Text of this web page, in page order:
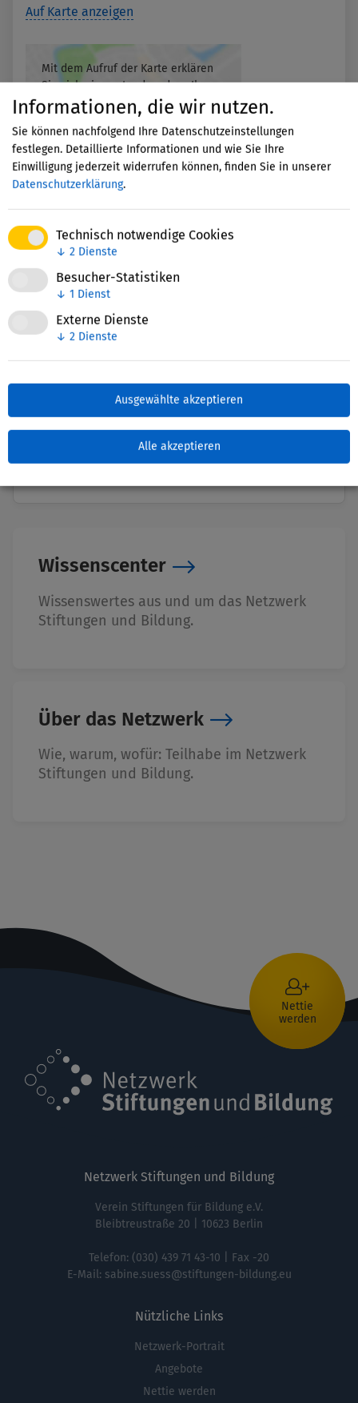
Informationen, die wir nutzen.
Sie können nachfolgend Ihre Datenschutzeinstellungen
festlegen. Detaillierte Informationen und wie Sie Ihre
Einwilligung jederzeit widerrufen können, finden Sie in unserer
Datenschutzerklärung.
Technisch notwendige Cookies
↓ 2 Dienste
Besucher-Statistiken
↓ 1 Dienst
Externe Dienste
↓ 2 Dienste
Ausgewählte akzeptieren
Alle akzeptieren
Auf Karte anzeigen
Mit dem Aufruf der Karte erklären
Sie sich einverstanden, dass Ihre
Daten an Google übermittelt
werden und Sie die
Datenschutzerklärunggelesen
haben.
Akzeptieren
Zuletzt bearbeitet: 04. November 2025
Wissenscenter
Wissenswertes aus und um das Netzwerk
Stiftungen und Bildung.
Über das Netzwerk
Wie, warum, wofür: Teilhabe im Netzwerk
Stiftungen und Bildung.
Nettie
werden
Netzwerk Stiftungen und Bildung
Verein Stiftungen für Bildung e.V.
Bleibtreustraße 20 | 10623 Berlin
Telefon: (030) 439 71 43-10 | Fax -20
E-Mail: sabine.suess@stiftungen-bildung.eu
Nützliche Links
Fußbereichsmenü
Netzwerk-Portrait
Angebote
Nettie werden